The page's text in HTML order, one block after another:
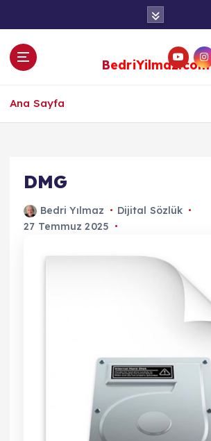
BedriYilmaz.com
Ana Sayfa
DMG
Bedri Yılmaz
Dijital Sözlük
27 Temmuz 2025